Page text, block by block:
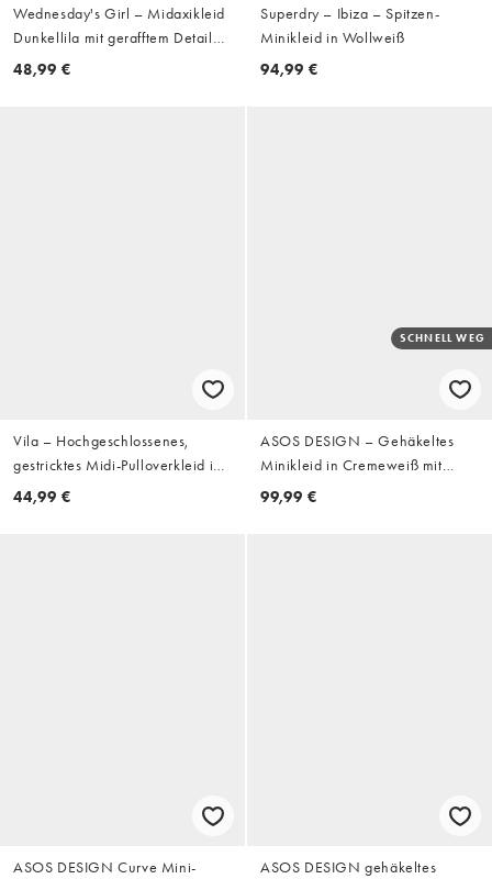
Wednesday's Girl – Midaxikleid
Dunkellila mit gerafftem Detail
und Puffärmeln
48,99 €
Superdry – Ibiza – Spitzen-
Minikleid in Wollweiß
94,99 €
Vila – Hochgeschlossenes,
gestricktes Midi-Pulloverkleid in
Creme
44,99 €
SCHNELL WEG
ASOS DESIGN – Gehäkeltes
Minikleid in Cremeweiß mit
Perlenverzierung und Brustpartie
99,99 €
ASOS DESIGN Curve Mini-
ASOS DESIGN gehäkeltes